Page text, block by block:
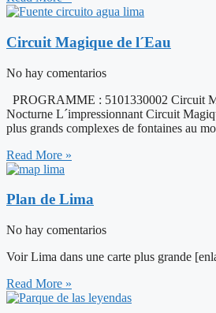
Circuit Magique de l´Eau
No hay comentarios
PROGRAMME : 5101330002 Circuit
Nocturne L´impressionnant Circuit
plus grands complexes de fontaines au
Read More »
Plan de Lima
No hay comentarios
Voir Lima dans une carte plus grande
Read More »